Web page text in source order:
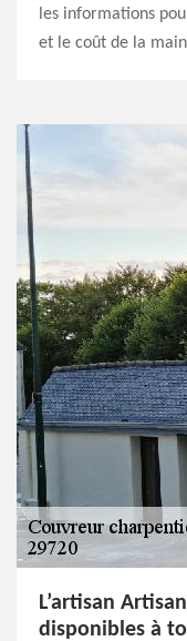
les informations
et le coût de la
L’artisan
disponibles à